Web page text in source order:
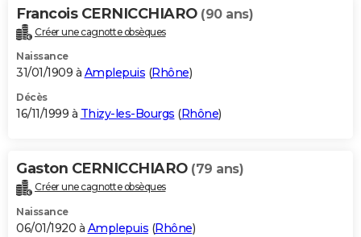
Francois CERNICCHIARO (90 ans)
Créer une cagnotte obsèques
Naissance
31/01/1909 à Amplepuis (Rhône)
Décès
16/11/1999 à Thizy-les-Bourgs (Rhône)
Gaston CERNICCHIARO (79 ans)
Créer une cagnotte obsèques
Naissance
06/01/1920 à Amplepuis (Rhône)